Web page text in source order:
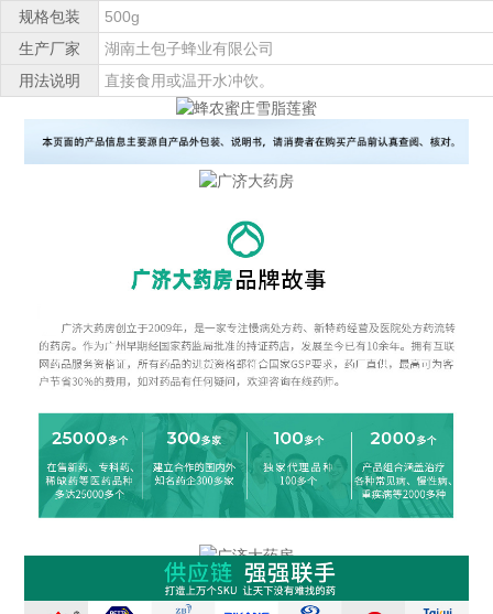
规格包装
500g
生产厂家
湖南土包子蜂业有限公司
用法说明
直接食用或温开水冲饮。